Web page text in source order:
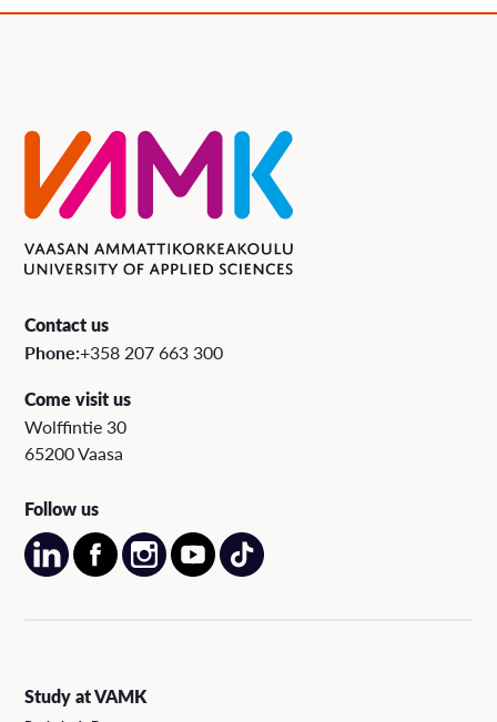
Contact us
Phone:+358 207 663 300
Come visit us
Wolffintie 30
65200 Vaasa
Follow us
Study at VAMK